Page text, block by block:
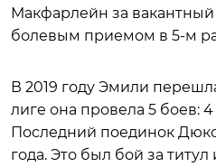
Макфарлейн за
болевым приемом в 5-м
В 2019 году Эмили
лиге она провела 5 боев:
Последний поединок
года. Это был бой за